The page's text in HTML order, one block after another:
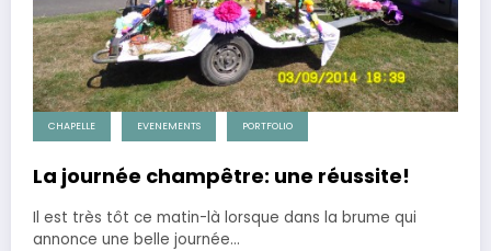
CHAPELLE EVENEMENTS PORTFOLIO
La journée champêtre: une réussite!
Il est très tôt ce matin-là lorsque dans la brume qui
annonce une belle journée…